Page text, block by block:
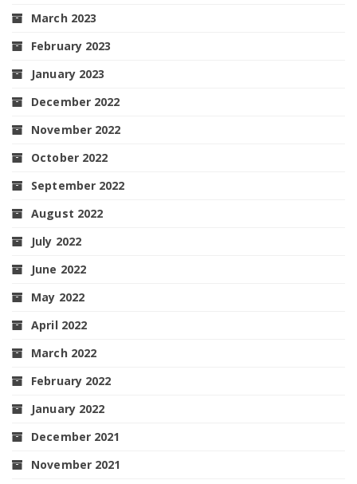
March 2023
February 2023
January 2023
December 2022
November 2022
October 2022
September 2022
August 2022
July 2022
June 2022
May 2022
April 2022
March 2022
February 2022
January 2022
December 2021
November 2021